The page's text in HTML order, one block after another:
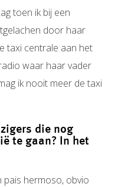
toen ik bij een
door haar
taxi centrale aan het
waar haar vader
ik nooit meer de taxi
die nog
te gaan? In het
pais hermoso, obvio